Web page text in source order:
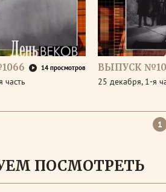
14 просмотров
часть
ВЫПУСК
25 декабря, 1-я
1
ПОСМОТРЕТЬ